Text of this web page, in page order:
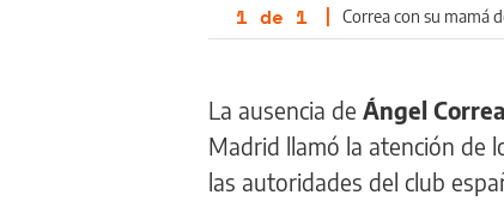
1 de 1 | Correa con su mamá
La ausencia de Ángel Correa
Madrid llamó la atención de
las autoridades del club